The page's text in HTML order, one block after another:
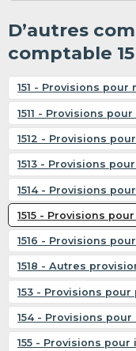
D’autres
comptable 15
151 - Provisions pour
1511 - Provisions
1512 - Provisions
1513 - Provisions
1514 - Provisions
1515 - Provisions
1516 - Provisions
1518 - Autres
153 - Provisions
154 - Provisions
155 - Provisions pour